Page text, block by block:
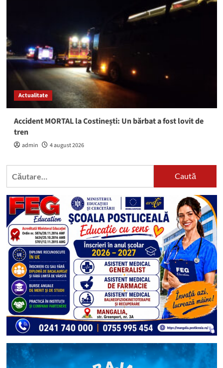
Actualitate
Accident MORTAL la Costinești: Un bărbat a fost lovit de
tren
admin 4 august 2026
Caută